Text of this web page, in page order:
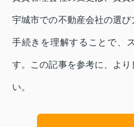
宇城市での不動産会社の選
手続きを理解することで、
す。この記事を参考に、よ
い。